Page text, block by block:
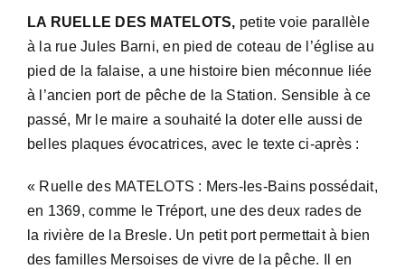
LA RUELLE DES MATELOTS, petite voie parallèle
à la rue Jules Barni, en pied de coteau de l’église au
pied de la falaise, a une histoire bien méconnue liée
à l’ancien port de pêche de la Station. Sensible à ce
passé, Mr le maire a souhaité la doter elle aussi de
belles plaques évocatrices, avec le texte ci-après :
« Ruelle des MATELOTS : Mers-les-Bains possédait,
en 1369, comme le Tréport, une des deux rades de
la rivière de la Bresle. Un petit port permettait à bien
des familles Mersoises de vivre de la pêche. Il en